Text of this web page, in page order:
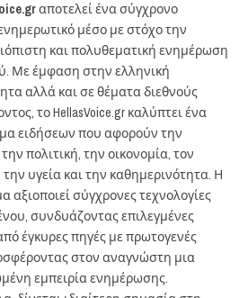
αποτελεί ένα σύγχρονο
μέσο με στόχο την
και πολυθεματική ενημέρωση
Με έμφαση στην ελληνική
αλλά και σε θέματα διεθνούς
το HellasVoice.gr καλύπτει ένα
ειδήσεων που αφορούν την
πολιτική, την οικονομία, τον
υγεία και την καθημερινότητα. Η
αξιοποιεί σύγχρονες τεχνολογίες
συνδυάζοντας επιλεγμένες
έγκυρες πηγές με πρωτογενές
στον αναγνώστη μια
εμπειρία ενημέρωσης.